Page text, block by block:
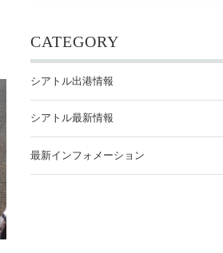
CATEGORY
シアトル出港情報
シアトル最新情報
最新インフォメーション